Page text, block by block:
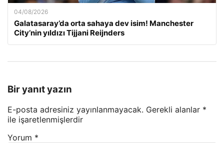
04/08/2026
Galatasaray’da orta sahaya dev isim! Manchester
City’nin yıldızı Tijjani Reijnders
Bir yanıt yazın
E-posta adresiniz yayınlanmayacak. Gerekli alanlar *
ile işaretlenmişlerdir
Yorum *